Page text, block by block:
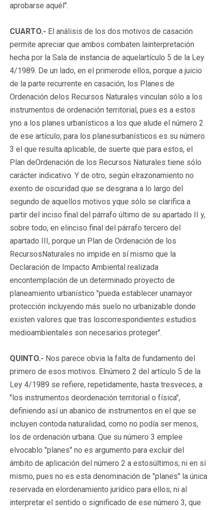
aprobarse aquél".
CUARTO.- El análisis de los dos motivos de casación
permite apreciar que ambos combaten lainterpretación
hecha por la Sala de instancia de aquelartículo 5 de la Ley
4/1989. De un lado, en el primerode ellos, porque a juicio
de la parte recurrente en casación, los Planes de
Ordenación delos Recursos Naturales vinculan sólo a los
instrumentos de ordenación territorial, pues es a estos
yno a los planes urbanísticos a los que alude el número 2
de ese artículo; para los planesurbanísticos es su número
3 el que resulta aplicable, de suerte que para estos, el
Plan deOrdenación de los Recursos Naturales tiene sólo
carácter indicativo. Y de otro, según elrazonamiento no
exento de oscuridad que se desgrana a lo largo del
segundo de aquellos motivos yque sólo se clarifica a
partir del inciso final del párrafo último de su apartado II y,
sobre todo, en elinciso final del párrafo tercero del
apartado III, porque un Plan de Ordenación de los
RecursosNaturales no impide en sí mismo que la
Declaración de Impacto Ambiental realizada
encontemplación de un determinado proyecto de
planeamiento urbanístico "pueda establecer unamayor
protección incluyendo más suelo no urbanizable donde
existen valores que tras loscorrespondientes estudios
medioambientales son necesarios proteger".
QUINTO.- Nos parece obvia la falta de fundamento del
primero de esos motivos. Elnúmero 2 del artículo 5 de la
Ley 4/1989 se refiere, repetidamente, hasta tresveces, a
"los instrumentos deordenación territorial o física",
definiendo así un abanico de instrumentos en el que se
incluyen contoda naturalidad, como no podía ser menos,
los de ordenación urbana. Que su número 3 emplee
elvocablo "planes" no es argumento para excluir del
ámbito de aplicación del número 2 a estosúltimos; ni en sí
mismo, pues no es esta denominación de "planes" la única
reservada en elordenamiento jurídico para ellos; ni al
interpretar el sentido o significado de ese número 3, que